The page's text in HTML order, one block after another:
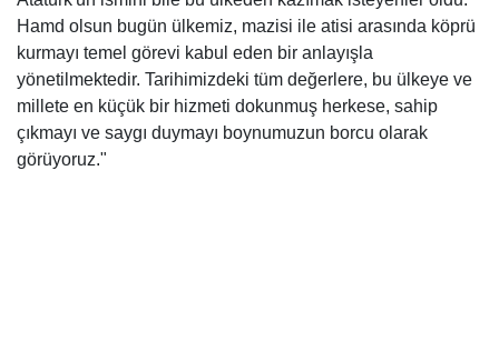
Hamd olsun bugün ülkemiz, mazisi ile atisi arasında köprü
kurmayı temel görevi kabul eden bir anlayışla
yönetilmektedir. Tarihimizdeki tüm değerlere, bu ülkeye ve
millete en küçük bir hizmeti dokunmuş herkese, sahip
çıkmayı ve saygı duymayı boynumuzun borcu olarak
görüyoruz."